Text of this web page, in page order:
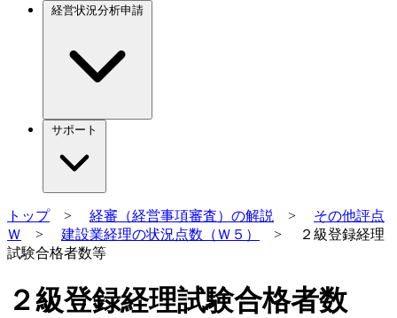
経営状況分析申請
サポート
トップ> 経審（経営事項審査）の解説 > その他評点
Ｗ > 建設業経理の状況点数（Ｗ５）
> ２級登録経理
試験合格者数等
２級登録経理試験合格者数